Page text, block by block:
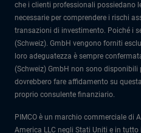
che i clienti professionali possiedano
necessarie per comprendere i rischi
transazioni di investimento. Poiché i
(Schweiz). GmbH vengono forniti
loro adeguatezza è sempre
(Schweiz) GmbH non sono disponibili
dovrebbero fare affidamento su
proprio consulente finanziario.
PIMCO è un marchio commerciale di
America LLC negli Stati Uniti e in